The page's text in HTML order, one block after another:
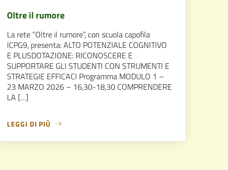
Oltre il rumore
La rete “Oltre il rumore”, con scuola capofila
ICPG9, presenta: ALTO POTENZIALE COGNITIVO
E PLUSDOTAZIONE: RICONOSCERE E
SUPPORTARE GLI STUDENTI CON STRUMENTI E
STRATEGIE EFFICACI Programma MODULO 1 –
23 MARZO 2026 – 16,30-18,30 COMPRENDERE
LA […]
LEGGI DI PIÙ